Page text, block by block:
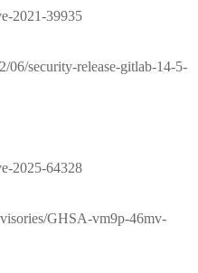
2021-39935
06/security-release-gitlab-14-5-
2025-64328
GHSA-vm9p-46mv-